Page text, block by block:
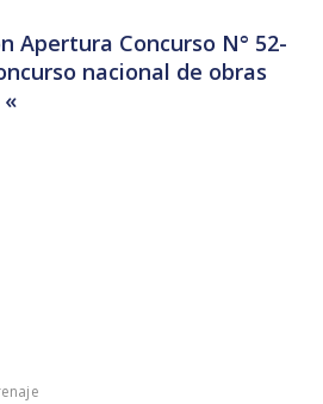
Apertura Concurso N° 52-
nacional de obras